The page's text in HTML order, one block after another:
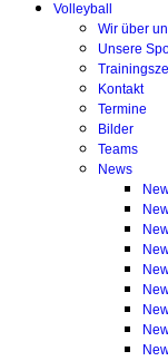
Volleyball
Wir über
Unsere
Kontakt
Termine
Bilder
Teams
News